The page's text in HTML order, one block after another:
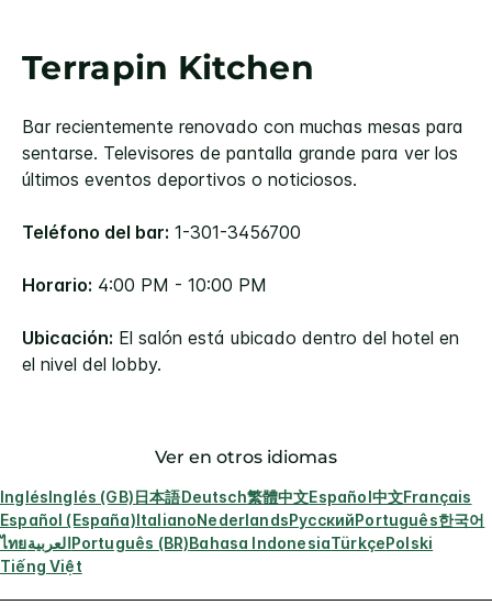
Terrapin Kitchen
Bar recientemente renovado con muchas mesas para
sentarse. Televisores de pantalla grande para ver los
últimos eventos deportivos o noticiosos.
Teléfono del bar: 1-301-3456700
Horario: 4:00 PM - 10:00 PM
Ubicación: El salón está ubicado dentro del hotel en
el nivel del lobby.
Ver en otros idiomas
InglésInglés (GB)日本語Deutsch繁體中文Español中文Français
Español (España)ItalianoNederlandsРусскийPortuguês한국어
ไทยالعربيةPortuguês (BR)Bahasa IndonesiaTürkçePolski
Tiếng Việt